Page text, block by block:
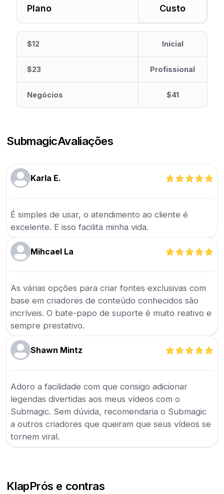
Plano Custo
$12 Inicial
$23 Profissional
Negócios $41
SubmagicAvaliações
Karla E.
É simples de usar, o atendimento ao cliente é
excelente. E isso facilita minha vida.
Mihcael La
As várias opções para criar fontes exclusivas com
base em criadores de conteúdo conhecidos são
incríveis. O bate-papo de suporte é muito reativo e
sempre prestativo.
Shawn Mintz
Adoro a facilidade com que consigo adicionar
legendas divertidas aos meus vídeos com o
Submagic. Sem dúvida, recomendaria o Submagic
a outros criadores que queiram que seus vídeos se
tornem viral.
KlapPrós e contras